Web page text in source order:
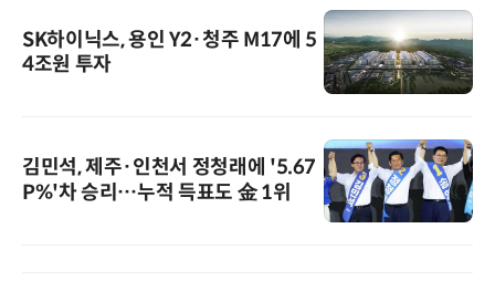
SK하이닉스, 용인 Y2·청주 M17에 5
4조원 투자
김민석, 제주·인천서 정청래에 '5.67
P%'차 승리…누적 득표도 金 1위